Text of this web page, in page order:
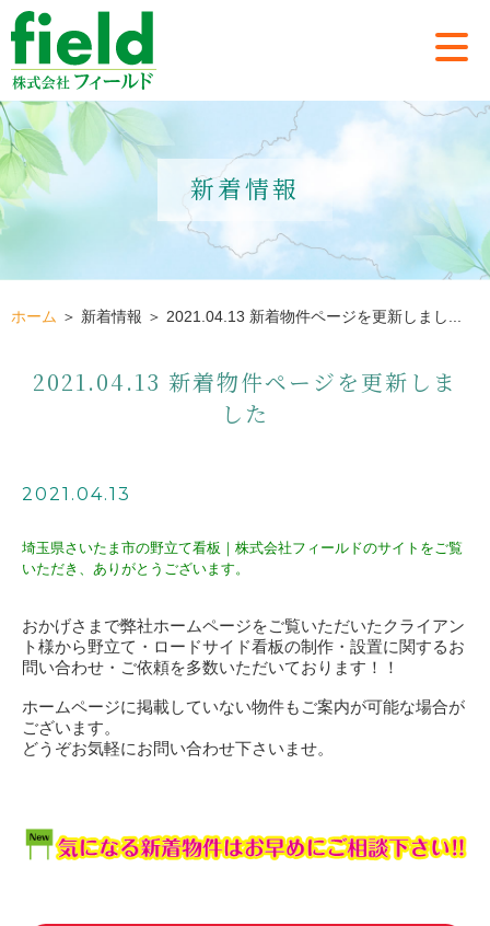
新着情報
ホーム ＞ 新着情報 ＞ 2021.04.13 新着物件ページを更新しまし...
2021.04.13 新着物件ページを更新しま
した
2021.04.13
埼玉県さいたま市の野立て看板｜株式会社フィールドのサイトをご覧
いただき、ありがとうございます。
おかげさまで弊社ホームページをご覧いただいたクライアン
ト様から野立て・ロードサイド看板の制作・設置に関するお
問い合わせ・ご依頼を多数いただいております！！
ホームページに掲載していない物件もご案内が可能な場合が
ございます。
どうぞお気軽にお問い合わせ下さいませ。